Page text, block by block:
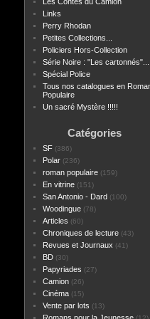
Links
Perry Rhodan
Petites Collections...
Policiers Hors-Collection
Série Noire : "Les cartonnés"...
Spécial Police
Tous nos catalogues en
Populaire
Un sacré Mystère !!!!!
Catégories
SF (386)
Polar (236)
roman populaire (159)
En vitrine (151)
San Antonio - Dard (100)
Woodingue (78)
Articles (60)
Chroniques de lecture (43)
Revues et Journaux (41)
BD (30)
Papyriades (27)
Camion (26)
Cinéma (15)
Vente par lots (13)